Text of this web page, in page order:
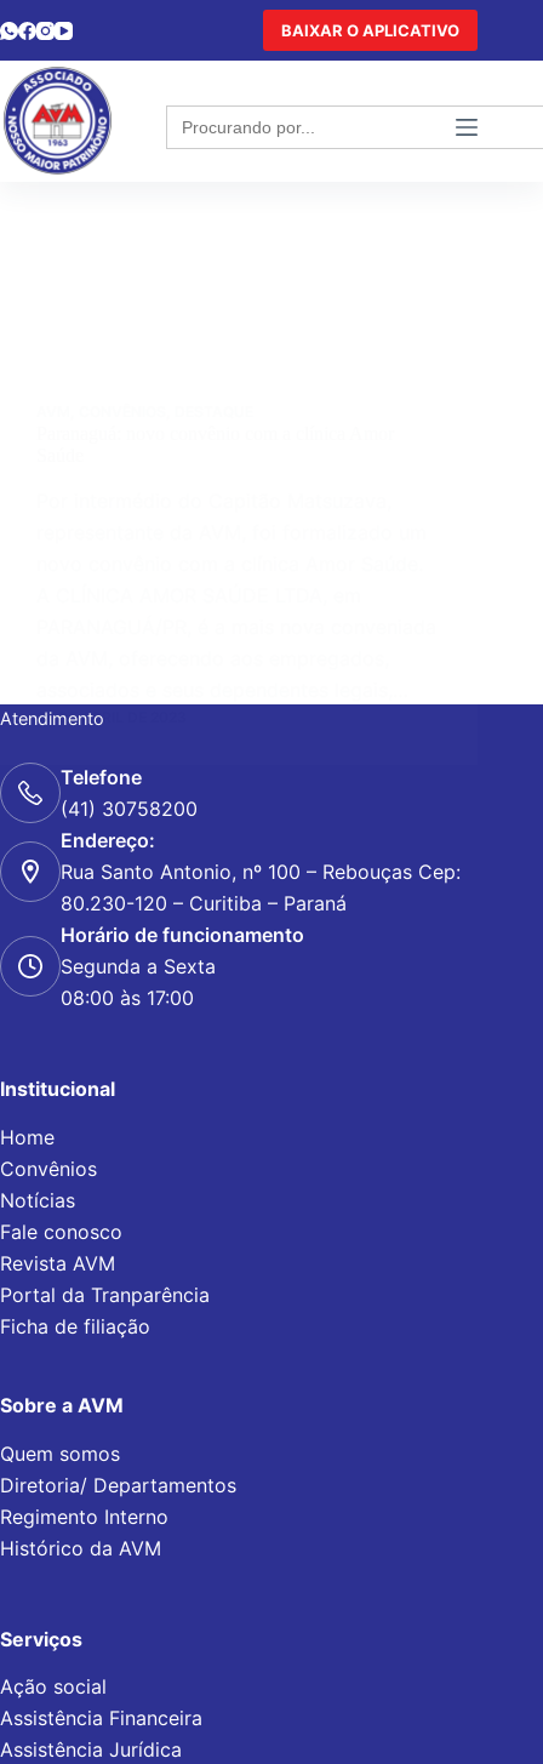
BAIXAR O APLICATIVO
Search
for:
28 DE ABRIL DE 2023
Atendimento
Telefone
(41) 30758200
Endereço:
Rua Santo Antonio, nº 100 – Rebouças Cep:
80.230-120 – Curitiba – Paraná
Horário de funcionamento
Segunda a Sexta
08:00 às 17:00
Institucional
Home
Convênios
Notícias
Fale conosco
Revista AVM
Portal da Tranparência
Ficha de filiação
Sobre a AVM
Quem somos
Diretoria/ Departamentos
Regimento Interno
Histórico da AVM
Serviços
Ação social
Assistência Financeira
Assistência Jurídica